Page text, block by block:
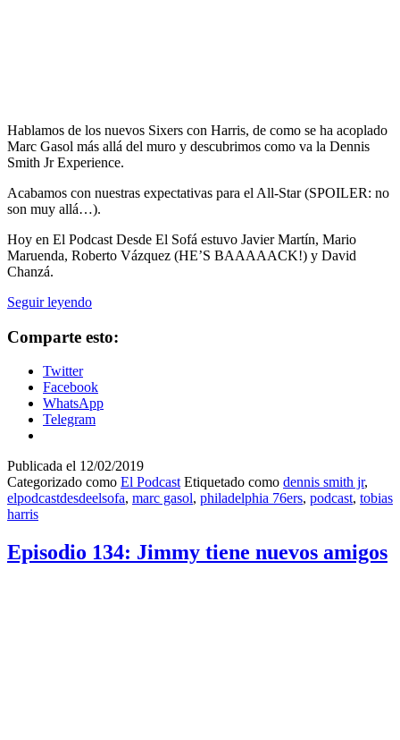
Hablamos de los nuevos Sixers con Harris, de como se ha acoplado
Marc Gasol más allá del muro y descubrimos como va la Dennis
Smith Jr Experience.
Acabamos con nuestras expectativas para el All-Star (SPOILER: no
son muy allá…).
Hoy en El Podcast Desde El Sofá estuvo Javier Martín, Mario
Maruenda, Roberto Vázquez (HE’S BAAAAACK!) y David
Chanzá.
Seguir leyendoEl
Desde
Ep.
142
–
Ese
nuevo
Comparte esto:
Twitter
Facebook
WhatsApp
Telegram
Publicada el 12/02/2019
Categorizado como El Podcast Etiquetado como dennis smith jr,
elpodcastdesdeelsofa, marc gasol, philadelphia 76ers, podcast, tobias
harris
Episodio 134: Jimmy tiene nuevos amigos